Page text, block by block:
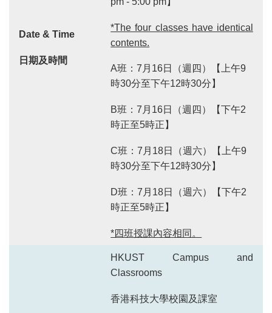
Date & Time
日期及時間
pm - 5:00 pm】
*The four classes have identical
contents.
A班：7月16日（週四）【上午9
時30分至下午12時30分】
B班：7月16日（週四）【下午2
時正至5時正】
C班：7月18日（週六）【上午9
時30分至下午12時30分】
D班：7月18日（週六）【下午2
時正至5時正】
*四班授課內容相同。
HKUST Campus and
Classrooms
香港科技大學校園及課室